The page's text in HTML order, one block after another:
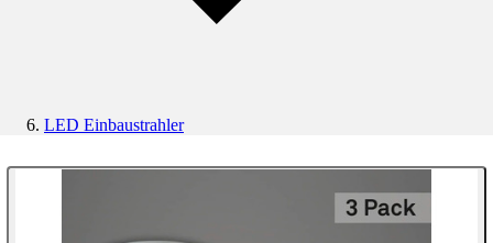
LED Einbaustrahler